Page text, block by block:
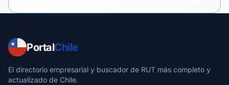
PortalChile
El directorio empresarial y buscador de RUT más completo y
actualizado de Chile.